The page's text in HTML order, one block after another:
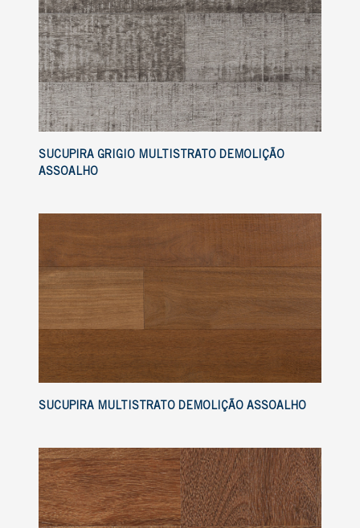
SUCUPIRA GRIGIO MULTISTRATO DEMOLIÇÃO
ASSOALHO
SUCUPIRA MULTISTRATO DEMOLIÇÃO ASSOALHO